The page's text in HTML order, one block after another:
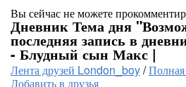
Вы сейчас не можете
Дневник Тема дня
последняя запись в
- Блудный сын Макс |
Лента друзей London_boy/
Добавить в друзья